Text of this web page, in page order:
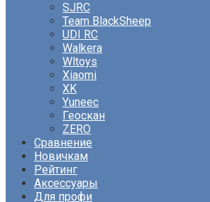
SJRC
Team BlackSheep
UDI RC
Walkera
Wltoys
Xiaomi
XK
Yuneec
Геоскан
ZERO
Сравнение
Новичкам
Рейтинг
Аксессуары
Для профи